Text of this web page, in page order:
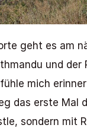
geht es am
und
mich
das erste Mal
sondern mit